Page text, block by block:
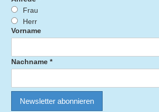
Frau
Herr
Vorname
Nachname *